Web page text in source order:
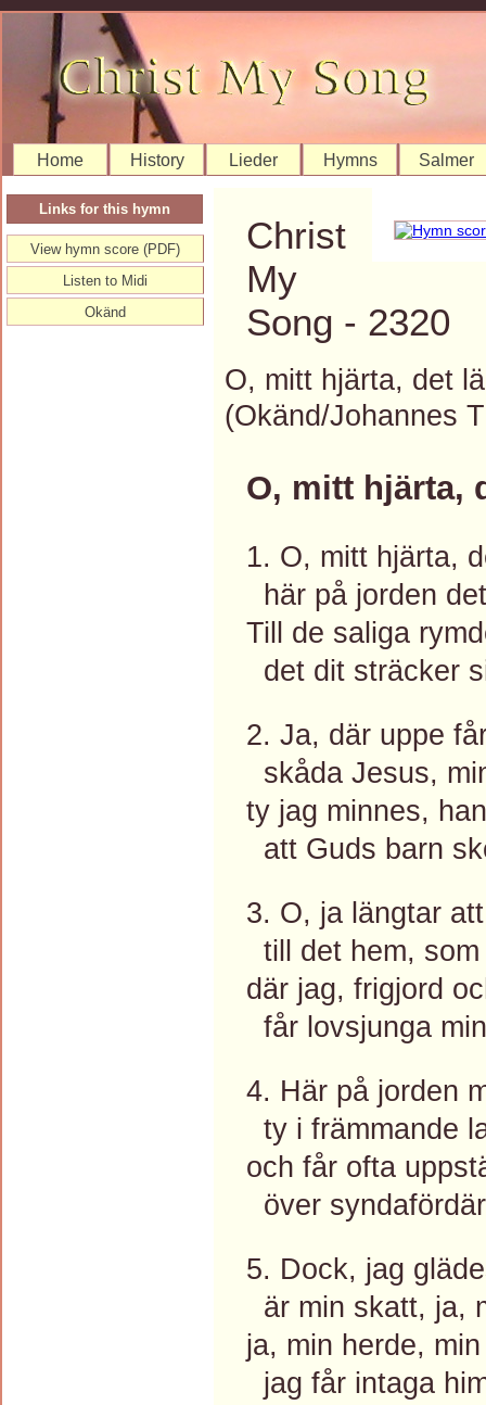
Home History Lieder Hymns Salmer
Christ
My
Song - 2320
O, mitt hjärta, det
(Okänd/Johannes
O, mitt hjärta,
1. O, mitt hjärta,
här på jorden
Till de saliga
det dit sträcker
2. Ja, där uppe
skåda Jesus,
ty jag minnes,
att Guds barn
3. O, ja längtar
till det hem,
där jag, frigjord
får lovsjunga
4. Här på jorden
ty i främmande
och får ofta
över
5. Dock, jag
är min skatt, ja,
ja, min herde,
jag får intaga
Links for this hymn
View hymn score (PDF)
Listen to Midi
Okänd